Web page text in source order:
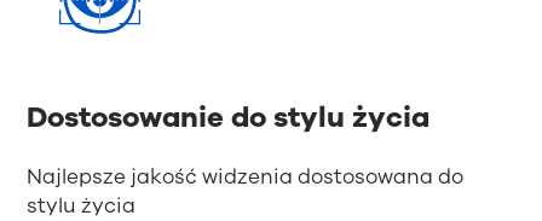
Dostosowanie do stylu życia
Najlepsze jakość widzenia dostosowana do
stylu życia